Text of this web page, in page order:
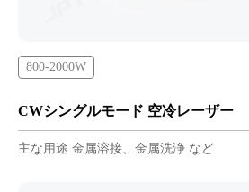
CWシングルモード 空冷レーザー
800-2000W
YDFLC-800-L-A
YDFLC-1500-L-A
主な用途 金属溶接、金属洗浄 など